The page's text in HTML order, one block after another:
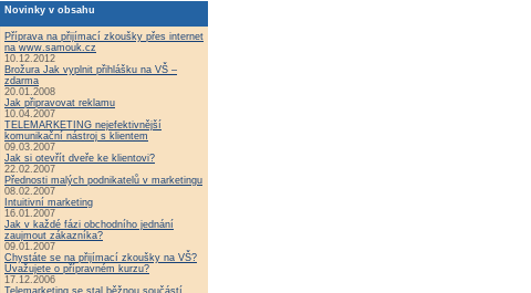
Novinky v obsahu
Příprava na přijímací zkoušky přes internet
na www.samouk.cz
10.12.2012
Brožura Jak vyplnit přihlášku na VŠ –
zdarma
20.01.2008
Jak připravovat reklamu
10.04.2007
TELEMARKETING nejefektivnější
komunikační nástroj s klientem
09.03.2007
Jak si otevřít dveře ke klientovi?
22.02.2007
Přednosti malých podnikatelů v marketingu
08.02.2007
Intuitivní marketing
16.01.2007
Jak v každé fázi obchodního jednání
zaujmout zákazníka?
09.01.2007
Chystáte se na přijímací zkoušky na VŠ?
Uvažujete o přípravném kurzu?
17.12.2006
Telemarketing se stal běžnou součástí